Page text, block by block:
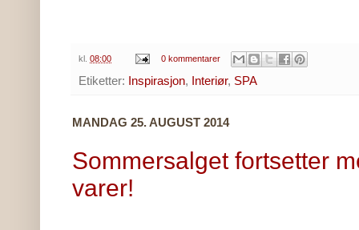
kl. 08:00 0 kommentarer
Etiketter: Inspirasjon, Interiør, SPA
MANDAG 25. AUGUST 2014
Sommersalget fortsetter
varer!